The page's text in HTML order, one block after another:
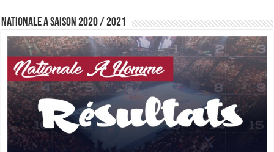
Nationale A saison 2020 / 2021